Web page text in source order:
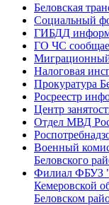
Беловская
Социальный
ГИБДД
ГО ЧС
Налоговая
Прокуратура
Росреестр
Центр
Отдел МВД
Военный
Беловского
Филиал ФБУЗ
Кемеровской
Беловском